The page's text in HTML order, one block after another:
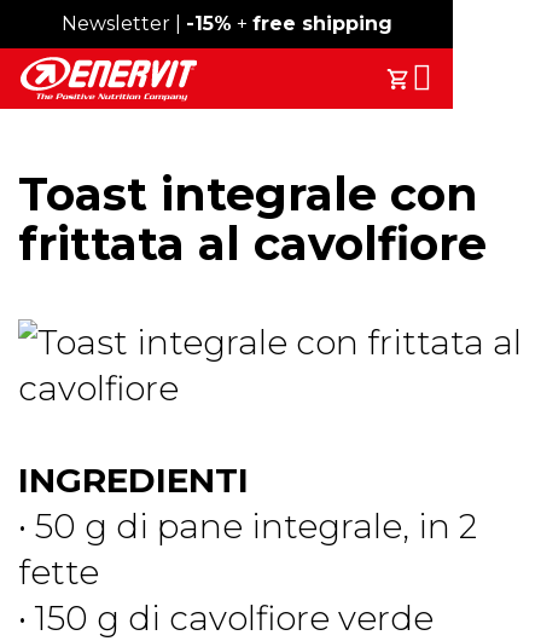
Spedizione gratuita sopra i 49€
Newsletter | -15% + free shipping
Il Tuo
Search
Toast integrale con
frittata al cavolfiore
INGREDIENTI
• 50 g di pane integrale, in 2
fette
• 150 g di cavolfiore verde